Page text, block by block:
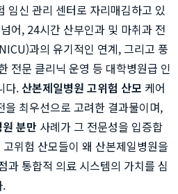
임신 관리 센터로 자리매김하고 있
어, 24시간 산부인과 및 마취과 전
과의 유기적인 연계, 그리고 풍
전문 클리닉 운영 등 대학병원급 인
다. 산본제일병원 고위험 산모 케어
최우선으로 고려한 결과물이며,
분만 사례가 그 전문성을 입증합
위험 산모들이 왜 산본제일병원을
과 통합적 의료 시스템의 가치를 심
.